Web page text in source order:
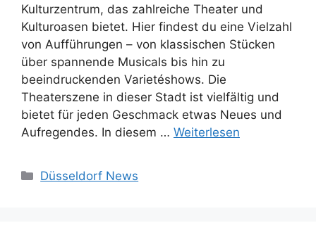
Kulturzentrum, das zahlreiche Theater und
Kulturoasen bietet. Hier findest du eine Vielzahl
von Aufführungen – von klassischen Stücken
über spannende Musicals bis hin zu
beeindruckenden Varietéshows. Die
Theaterszene in dieser Stadt ist vielfältig und
bietet für jeden Geschmack etwas Neues und
Aufregendes. In diesem … Weiterlesen
Kategorien
Düsseldorf News